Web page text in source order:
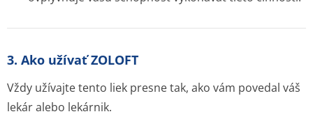
3. Ako užívať ZOLOFT
Vždy užívajte tento liek presne tak, ako vám povedal váš
lekár alebo lekárnik.